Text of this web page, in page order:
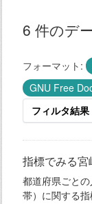
6 件のデ
フォーマット:
GNU Free
フィルタ結果
指標でみる
都道府県ごと
帯）に関する